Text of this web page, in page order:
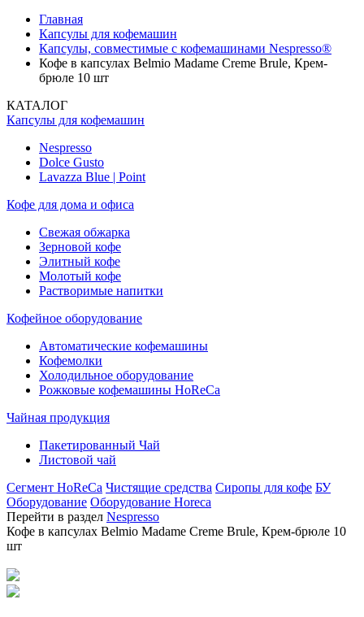
Главная
Капсулы для кофемашин
Капсулы, совместимые с кофемашинами Nespresso®
Кофе в капсулах Belmio Madame Creme Brule, Крем-
брюле 10 шт
КАТАЛОГ
Капсулы для кофемашин
Nespresso
Dolce Gusto
Lavazza Blue | Point
Кофе для дома и офиса
Свежая обжарка
Зерновой кофе
Элитный кофе
Молотый кофе
Растворимые напитки
Кофейное оборудование
Автоматические кофемашины
Кофемолки
Холодильное оборудование
Рожковые кофемашины HoReCa
Чайная продукция
Пакетированный Чай
Листовой чай
Сегмент HoReCa Чистящие средства Сиропы для кофе БУ
Оборудование Оборудование Horeca
Перейти в раздел Nespresso
Кофе в капсулах Belmio Madame Creme Brule, Крем-брюле 10
шт